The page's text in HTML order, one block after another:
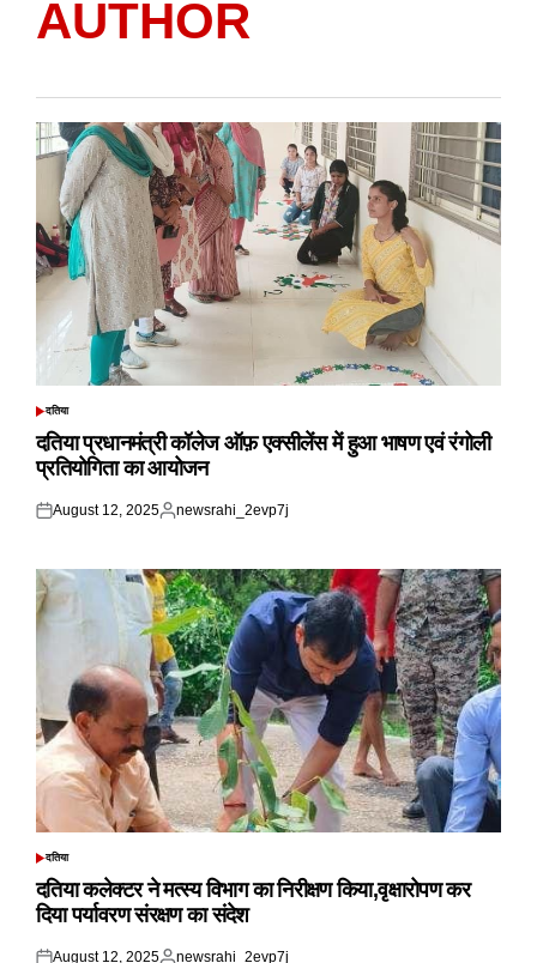
AUTHOR
POSTED
दतिया
दतिया प्रधानमंत्री कॉलेज ऑफ़ एक्सीलेंस में हुआ भाषण एवं रंगोली
प्रतियोगिता का आयोजन
Posted
August 12, 2025
Posted
newsrahi_2evp7j
POSTED
दतिया
दतिया कलेक्टर ने मत्स्य विभाग का निरीक्षण किया,वृक्षारोपण कर
दिया पर्यावरण संरक्षण का संदेश
August 12, 2025 newsrahi_2evp7j